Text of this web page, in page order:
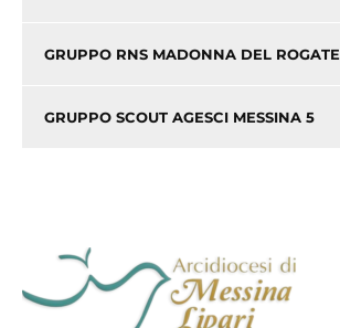
GRUPPO RNS MADONNA DEL ROGATE
GRUPPO SCOUT AGESCI MESSINA 5